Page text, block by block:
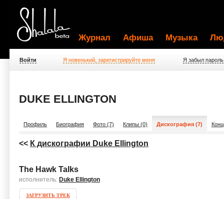
Журнал Афиша Музыка
Войти Я новенький, зарегистрируйте меня Я забыл пароль
DUKE ELLINGTON
Профиль Биография Фото (7) Клипы (0) Дискография (7)
<< К дискографии Duke Ellington
The Hawk Talks
исполнитель: Duke Ellington
ЗАГРУЗИТЬ ТРЕК